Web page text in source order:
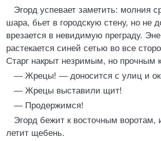
Эгорд успевает заметить: молния
шара, бьет в городскую стену, но не
врезается в невидимую преграду.
растекается синей сетью во все
Старг накрыт незримым, но прочным
— Жрецы! — доносится с улиц и
— Жрецы выставили щит!
— Продержимся!
Эгорд бежит к восточным воротам,
летит щебень.